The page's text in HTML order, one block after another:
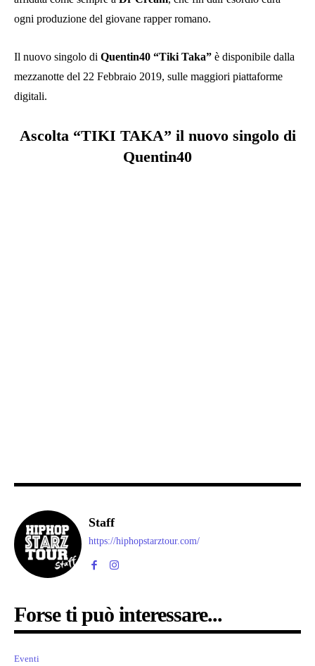
ogni produzione del giovane rapper romano.
Il nuovo singolo di Quentin40 “Tiki Taka” è disponibile dalla
mezzanotte del 22 Febbraio 2019, sulle maggiori piattaforme
digitali.
Ascolta “TIKI TAKA” il nuovo singolo di
Quentin40
Staff
https://hiphopstarztour.com/
Forse ti può interessare...
Eventi